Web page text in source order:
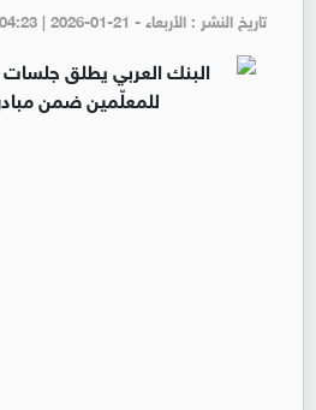
تاريخ النشر : الأربعاء - pm 04:23 | 2026-01-21